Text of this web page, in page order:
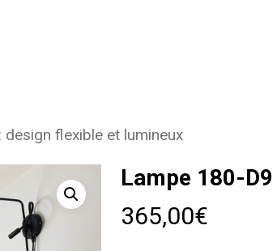
flexible et lumineux
Lampe 180-
365,00€